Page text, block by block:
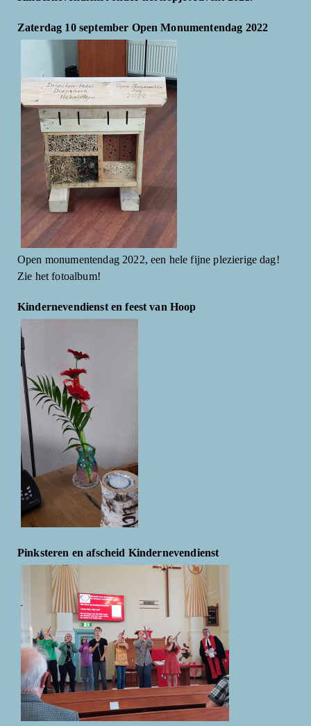
Zaterdag 10 september Open Monumentendag 2022
Open monumentendag 2022, een hele fijne plezierige dag!
Zie het fotoalbum!
Kindernevendienst en feest van Hoop
Pinksteren en afscheid Kindernevendienst